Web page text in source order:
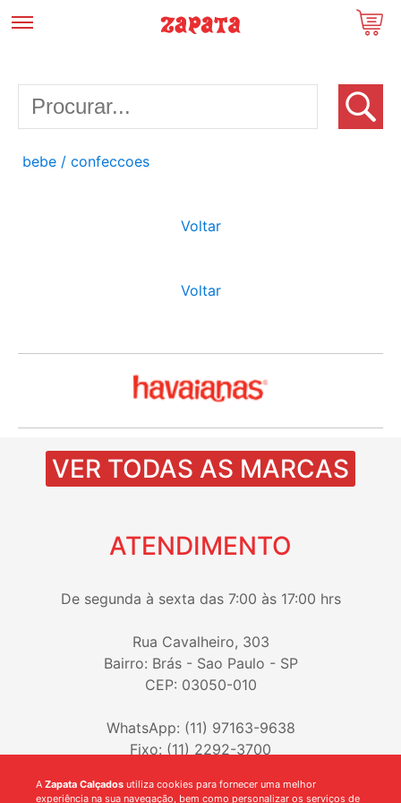
bebe / confeccoes
Voltar
Voltar
VER TODAS AS MARCAS
ATENDIMENTO
De segunda à sexta das 7:00 às 17:00 hrs
Rua Cavalheiro, 303
Bairro: Brás - Sao Paulo - SP
CEP: 03050-010
WhatsApp: (11) 97163-9638
Fixo: (11) 2292-3700
A Zapata Calçados utiliza cookies para fornecer uma melhor
experiência na sua navegação, bem como personalizar os serviços de